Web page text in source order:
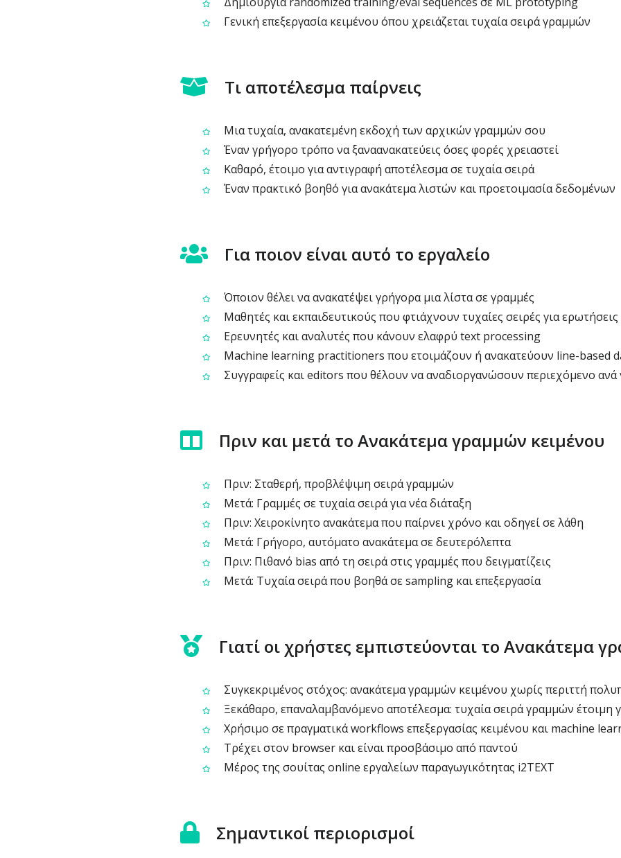
Γενική επεξεργασία κειμένου όπου χρειάζεται τυχαία σειρά γραμμών
Τι αποτέλεσμα παίρνεις
Μια τυχαία, ανακατεμένη εκδοχή των αρχικών γραμμών σου
Έναν γρήγορο τρόπο να ξαναανακατεύεις όσες φορές χρειαστεί
Καθαρό, έτοιμο για αντιγραφή αποτέλεσμα σε τυχαία σειρά
Έναν πρακτικό βοηθό για ανακάτεμα λιστών και προετοιμασία δεδομένων
Για ποιον είναι αυτό το εργαλείο
Όποιον θέλει να ανακατέψει γρήγορα μια λίστα σε γραμμές
Μαθητές και εκπαιδευτικούς που φτιάχνουν τυχαίες σειρές για
Ερευνητές και αναλυτές που κάνουν ελαφρύ text processing
Machine learning practitioners που ετοιμάζουν ή ανακατεύουν line-based
Συγγραφείς και editors που θέλουν να αναδιοργανώσουν περιεχόμενο ανά
Πριν και μετά το Ανακάτεμα γραμμών κειμένου
Πριν: Σταθερή, προβλέψιμη σειρά γραμμών
Μετά: Γραμμές σε τυχαία σειρά για νέα διάταξη
Πριν: Χειροκίνητο ανακάτεμα που παίρνει χρόνο και οδηγεί σε λάθη
Μετά: Γρήγορο, αυτόματο ανακάτεμα σε δευτερόλεπτα
Πριν: Πιθανό bias από τη σειρά στις γραμμές που δειγματίζεις
Μετά: Τυχαία σειρά που βοηθά σε sampling και επεξεργασία
Γιατί οι χρήστες εμπιστεύονται το Ανακάτεμα
Συγκεκριμένος στόχος: ανακάτεμα γραμμών κειμένου χωρίς περιττή
Ξεκάθαρο, επαναλαμβανόμενο αποτέλεσμα: τυχαία σειρά γραμμών έτοιμη
Χρήσιμο σε πραγματικά workflows επεξεργασίας κειμένου και machine
Τρέχει στον browser και είναι προσβάσιμο από παντού
Μέρος της σουίτας online εργαλείων παραγωγικότητας i2TEXT
Σημαντικοί περιορισμοί